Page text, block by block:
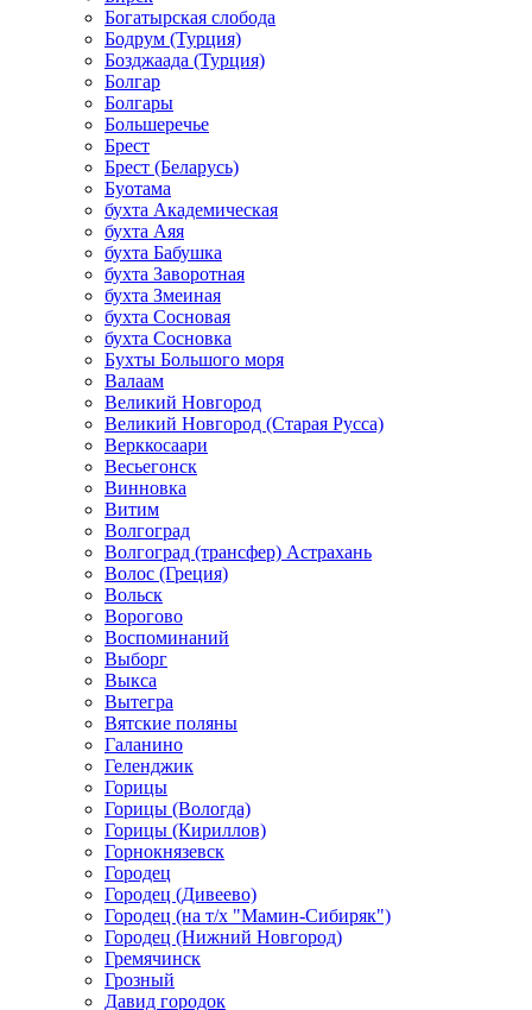
Богатырская слобода
Бодрум (Турция)
Бозджаада (Турция)
Болгар
Болгары
Большеречье
Брест
Брест (Беларусь)
Буотама
бухта Академическая
бухта Аяя
бухта Бабушка
бухта Заворотная
бухта Змеиная
бухта Сосновая
бухта Сосновка
Бухты Большого моря
Валаам
Великий Новгород
Великий Новгород (Старая Русса)
Верккосаари
Весьегонск
Винновка
Витим
Волгоград
Волгоград (трансфер) Астрахань
Волос (Греция)
Вольск
Ворогово
Воспоминаний
Выборг
Выкса
Вытегра
Вятские поляны
Галанино
Геленджик
Горицы
Горицы (Вологда)
Горицы (Кириллов)
Горнокнязевск
Городец
Городец (Дивеево)
Городец (на т/х "Мамин-Сибиряк")
Городец (Нижний Новгород)
Гремячинск
Грозный
Давид городок